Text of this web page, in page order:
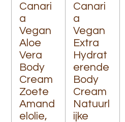
Canari
a
Vegan
Aloe
Vera
Body
Cream
Zoete
Amand
elolie,
Canari
a
Vegan
Extra
Hydrat
erende
Body
Cream
Natuurl
ijke